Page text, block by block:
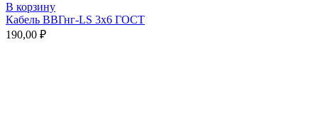
В корзину
Кабель ВВГнг-LS 3х6 ГОСТ
190,00 ₽